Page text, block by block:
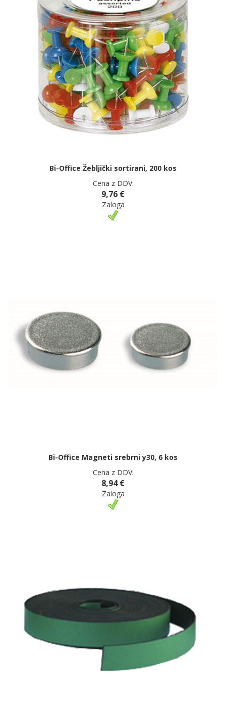
Bi-Office Žebljički sortirani, 200 kos
Cena z DDV:
9,76 €
Zaloga
Bi-Office Magneti srebrni y30, 6 kos
Cena z DDV:
8,94 €
Zaloga